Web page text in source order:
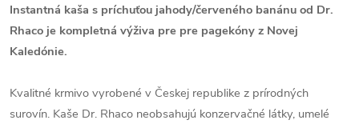
Instantná kaša s príchuťou jahody/červeného banánu od Dr.
Rhaco je kompletná výživa pre pre pagekóny z Novej
Kaledónie.
Kvalitné krmivo vyrobené v Českej republike z prírodných
surovín. Kaše Dr. Rhaco neobsahujú konzervačné látky, umelé